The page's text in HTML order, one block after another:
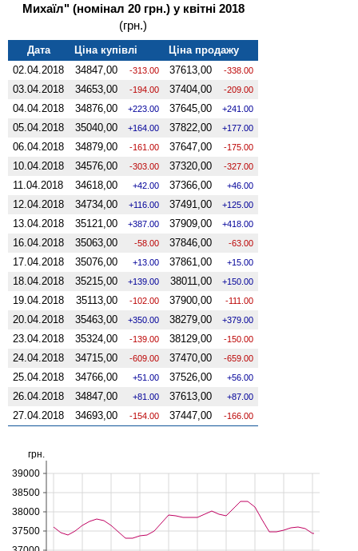
Михаїл" (номінал 20 грн.) у квітні 2018
(грн.)
Дата Ціна купівлі
Ціна продажу
02.04.2018
34847,00 -313.00 37613,00 -338.00
03.04.2018 34653,00 -194.00 37404,00 -209.00
04.04.2018 34876,00 223.00 37645,00 241.00
05.04.2018 35040,00 164.00 37822,00 177.00
06.04.2018 34879,00 -161.00 37647,00 -175.00
10.04.2018 34576,00 -303.00 37320,00 -327.00
11.04.2018 34618,00 42.00 37366,00 46.00
12.04.2018 34734,00 116.00 37491,00 125.00
13.04.2018 35121,00 387.00 37909,00 418.00
16.04.2018 35063,00 -58.00 37846,00 -63.00
17.04.2018 35076,00 13.00 37861,00 15.00
18.04.2018 35215,00 139.00 38011,00 150.00
19.04.2018 35113,00 -102.00 37900,00 -111.00
20.04.2018 35463,00 350.00 38279,00 379.00
23.04.2018 35324,00 -139.00 38129,00 -150.00
24.04.2018 34715,00 -609.00 37470,00 -659.00
25.04.2018 34766,00 51.00 37526,00 56.00
26.04.2018 34847,00 81.00 37613,00 87.00
27.04.2018 34693,00 -154.00 37447,00 -166.00